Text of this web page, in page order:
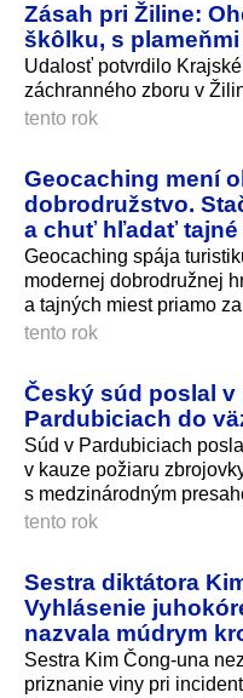
Zásah pri Žiline:
škôlku, s
Udalosť potvrdilo
záchranného zboru v
tento rok
Geocaching mení
dobrodružstvo.
a chuť hľadať tajné
Geocaching spája
modernej dobrodružnej
a tajných miest priamo
tento rok
Český súd poslal
Pardubiciach do
Súd v Pardubiciach
v kauze požiaru
s medzinárodným
tento rok
Sestra diktátora
Vyhlásenie
nazvala múdrym
Sestra Kim Čong-una
priznanie viny pri